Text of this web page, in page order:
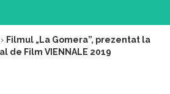
› Filmul „La Gomera”, prezentat la
de Film VIENNALE 2019